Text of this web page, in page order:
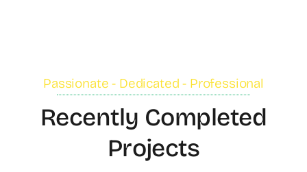
Passionate - Dedicated - Professional
Recently Completed
Projects